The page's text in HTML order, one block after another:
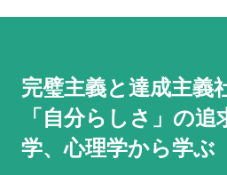
完璧主義と達成主義
「自分らしさ」の
学、心理学から学ぶ